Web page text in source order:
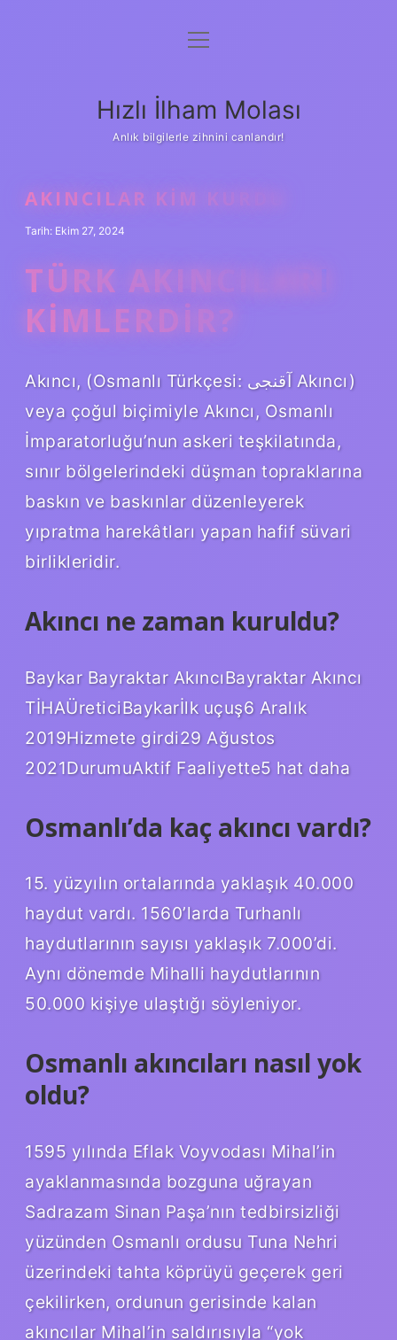
Anasayfa
Yasal Uyarı
menüyü
Hızlı İlham Molası
Anlık bilgilerle zihnini canlandır!
AKINCILAR KIM KURDU
Tarih: Ekim 27, 2024
TÜRK AKINCILARI
KIMLERDIR?
Akıncı, (Osmanlı Türkçesi: آقنجى Akıncı)
veya çoğul biçimiyle Akıncı, Osmanlı
İmparatorluğu’nun askeri teşkilatında,
sınır bölgelerindeki düşman topraklarına
baskın ve baskınlar düzenleyerek
yıpratma harekâtları yapan hafif süvari
birlikleridir.
Akıncı ne zaman kuruldu?
Baykar Bayraktar AkıncıBayraktar Akıncı
TİHAÜreticiBaykarİlk uçuş6 Aralık
2019Hizmete girdi29 Ağustos
2021DurumuAktif Faaliyette5 hat daha
Osmanlı’da kaç akıncı vardı?
15. yüzyılın ortalarında yaklaşık 40.000
haydut vardı. 1560’larda Turhanlı
haydutlarının sayısı yaklaşık 7.000’di.
Aynı dönemde Mihalli haydutlarının
50.000 kişiye ulaştığı söyleniyor.
Osmanlı akıncıları nasıl yok
oldu?
1595 yılında Eflak Voyvodası Mihal’in
ayaklanmasında bozguna uğrayan
Sadrazam Sinan Paşa’nın tedbirsizliği
yüzünden Osmanlı ordusu Tuna Nehri
üzerindeki tahta köprüyü geçerek geri
çekilirken, ordunun gerisinde kalan
akıncılar Mihal’in saldırısıyla “yok